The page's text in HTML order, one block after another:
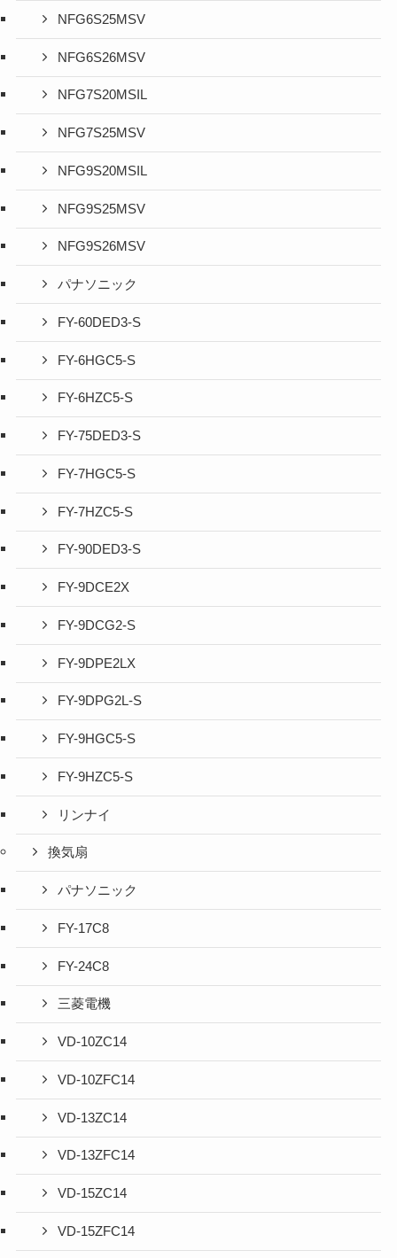
NFG6S25MSV
NFG6S26MSV
NFG7S20MSIL
NFG7S25MSV
NFG9S20MSIL
NFG9S25MSV
NFG9S26MSV
パナソニック
FY-60DED3-S
FY-6HGC5-S
FY-6HZC5-S
FY-75DED3-S
FY-7HGC5-S
FY-7HZC5-S
FY-90DED3-S
FY-9DCE2X
FY-9DCG2-S
FY-9DPE2LX
FY-9DPG2L-S
FY-9HGC5-S
FY-9HZC5-S
リンナイ
換気扇
パナソニック
FY-17C8
FY-24C8
三菱電機
VD-10ZC14
VD-10ZFC14
VD-13ZC14
VD-13ZFC14
VD-15ZC14
VD-15ZFC14